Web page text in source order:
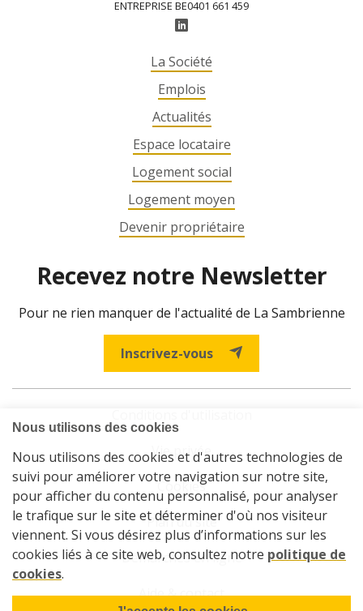
ENTREPRISE BE0401 661 459
La Société
Emplois
Actualités
Espace locataire
Logement social
Logement moyen
Devenir propriétaire
Recevez notre Newsletter
Pour ne rien manquer de l'actualité de La Sambrienne
Inscrivez-vous
Vie privée
Cookies
Plan du site
Démarches en ligne
Aide & contact